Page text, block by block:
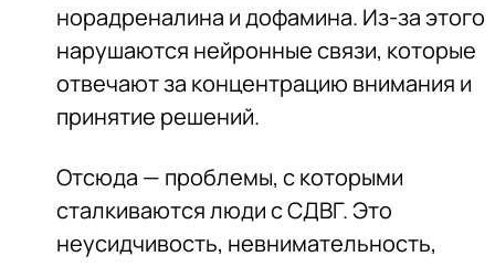
норадреналина и дофамина. Из-за этого
нарушаются нейронные связи, которые
отвечают за концентрацию внимания и
принятие решений.
Отсюда — проблемы, с которыми
сталкиваются люди с СДВГ. Это
неусидчивость, невнимательность,